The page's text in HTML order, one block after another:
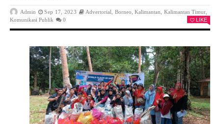
Admin Sep 17, 2023 Advertorial Borneo ,Kalimantan ,Kalimantan Timur
Komunikasi Publik
0 LIKE